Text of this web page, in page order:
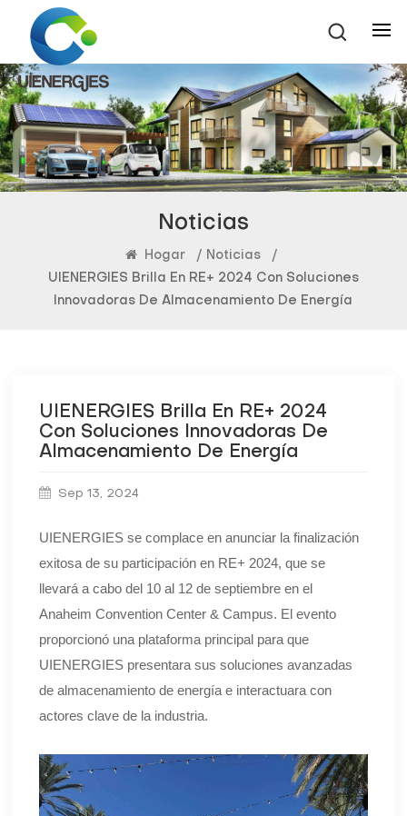
Noticias
Hogar / Noticias
/
UIENERGIES Brilla En RE+ 2024 Con Soluciones
Innovadoras De Almacenamiento De Energía
UIENERGIES Brilla En RE+ 2024
Con Soluciones Innovadoras De
Almacenamiento De Energía
Sep 13, 2024
UIENERGIES se complace en anunciar la finalización
exitosa de su participación en RE+ 2024, que se
llevará a cabo del 10 al 12 de septiembre en el
Anaheim Convention Center & Campus. El evento
proporcionó una plataforma principal para que
UIENERGIES presentara sus soluciones avanzadas
de almacenamiento de energía e interactuara con
actores clave de la industria.